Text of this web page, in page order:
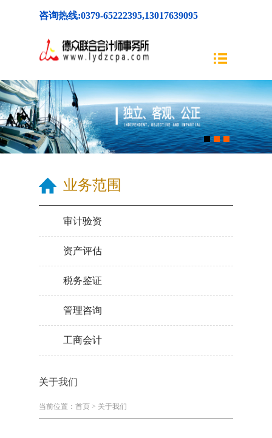
咨询热线:0379-65222395,13017639095
业务范围
审计验资
资产评估
税务鉴证
管理咨询
工商会计
关于我们
当前位置： 首页 > 关于我们